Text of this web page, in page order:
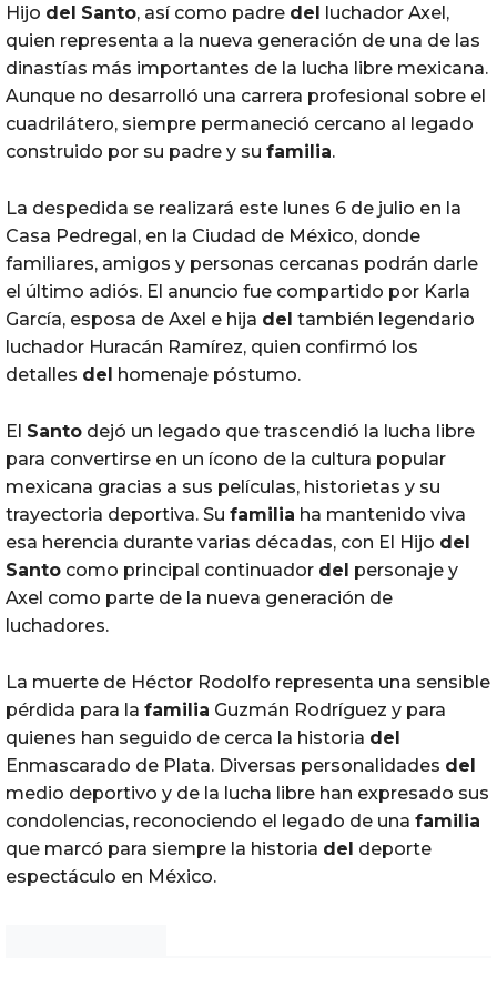
Hijo del Santo, así como padre del luchador Axel,
quien representa a la nueva generación de una de las
dinastías más importantes de la lucha libre mexicana.
Aunque no desarrolló una carrera profesional sobre el
cuadrilátero, siempre permaneció cercano al legado
construido por su padre y su familia.
La despedida se realizará este lunes 6 de julio en la
Casa Pedregal, en la Ciudad de México, donde
familiares, amigos y personas cercanas podrán darle
el último adiós. El anuncio fue compartido por Karla
García, esposa de Axel e hija del también legendario
luchador Huracán Ramírez, quien confirmó los
detalles del homenaje póstumo.
El Santo dejó un legado que trascendió la lucha libre
para convertirse en un ícono de la cultura popular
mexicana gracias a sus películas, historietas y su
trayectoria deportiva. Su familia ha mantenido viva
esa herencia durante varias décadas, con El Hijo del
Santo como principal continuador del personaje y
Axel como parte de la nueva generación de
luchadores.
La muerte de Héctor Rodolfo representa una sensible
pérdida para la familia Guzmán Rodríguez y para
quienes han seguido de cerca la historia del
Enmascarado de Plata. Diversas personalidades del
medio deportivo y de la lucha libre han expresado sus
condolencias, reconociendo el legado de una familia
que marcó para siempre la historia del deporte
espectáculo en México.